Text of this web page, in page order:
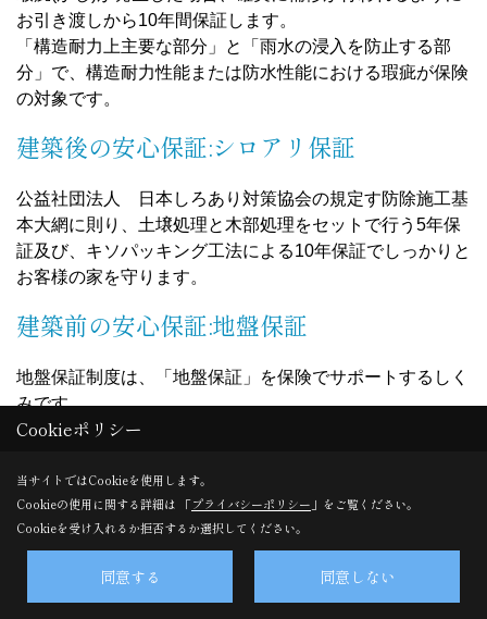
お引き渡しから10年間保証します。
「構造耐力上主要な部分」と「雨水の浸入を防止する部
分」で、構造耐力性能または防水性能における瑕疵が保険
の対象です。
建築後の安心保証:シロアリ保証
公益社団法人 日本しろあり対策協会の規定す防除施工基
本大網に則り、土壌処理と木部処理をセットで行う5年保
証及び、キソパッキング工法による10年保証でしっかりと
お客様の家を守ります。
建築前の安心保証:地盤保証
地盤保証制度は、「地盤保証」を保険でサポートするしく
みです。
宅地の地盤状況を調査、そのデータと事前調査結果を踏ま
必要な基礎構造を提案いたします。万一、地盤に起因する
不具合が発生した場合には、現状復帰のための費用(諸費
用含め)を一定割合保証いたします。
④ Price
Cookieポリシー
当サイトではCookieを使用します。
Cookieの使用に関する詳細は 「プライバシーポリシー 」をご覧ください。
Cookieを受け入れるか拒否するか選択してください。
同意する 同意しない